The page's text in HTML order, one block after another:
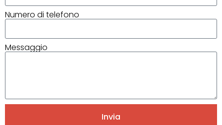
Numero di telefono
Messaggio
Invia